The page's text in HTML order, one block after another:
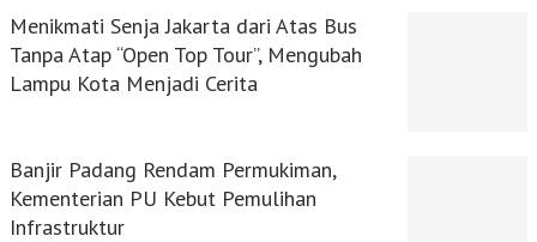
Menikmati Senja Jakarta dari Atas Bus
Tanpa Atap “Open Top Tour”, Mengubah
Lampu Kota Menjadi Cerita
Banjir Padang Rendam Permukiman,
Kementerian PU Kebut Pemulihan
Infrastruktur